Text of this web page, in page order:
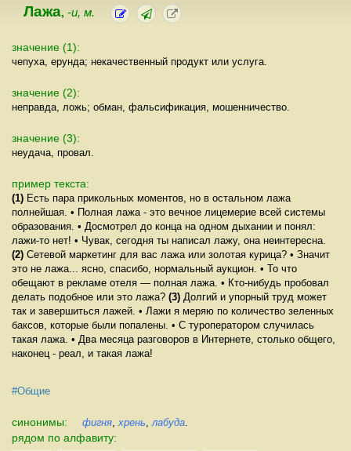
Лажа, -и, м.
значение (1):
чепуха, ерунда; некачественный продукт или услуга.
значение (2):
неправда, ложь; обман, фальсификация, мошенничество.
значение (3):
неудача, провал.
пример текста:
(1) Есть пара прикольных моментов, но в остальном лажа
полнейшая. • Полная лажа - это вечное лицемерие всей системы
образования. • Досмотрел до конца на одном дыхании и понял:
лажи-то нет! • Чувак, сегодня ты написал лажу, она неинтересна.
(2) Сетевой маркетинг для вас лажа или золотая курица? • Значит
это не лажа... ясно, спасибо, нормальный аукцион. • То что
обещают в рекламе отеля — полная лажа. • Кто-нибудь пробовал
делать подобное или это лажа? (3) Долгий и упорный труд может
так и завершиться лажей. • Лажи я меряю по количество зеленных
баксов, которые были попалены. • С туроператором случилась
такая лажа. • Два месяца разговоров в Интернете, столько общего,
наконец - реал, и такая лажа!
#Общие
синонимы: фигня хрень лабуда
рядом по алфавиту: